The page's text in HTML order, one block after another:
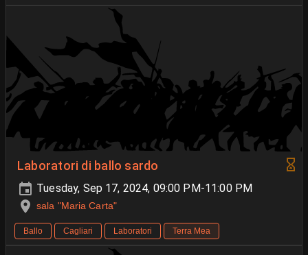
Laboratori di ballo sardo
Tuesday, Sep 17, 2024, 09:00 PM-11:00 PM
sala "Maria Carta"
Ballo Cagliari Laboratori Terra Mea